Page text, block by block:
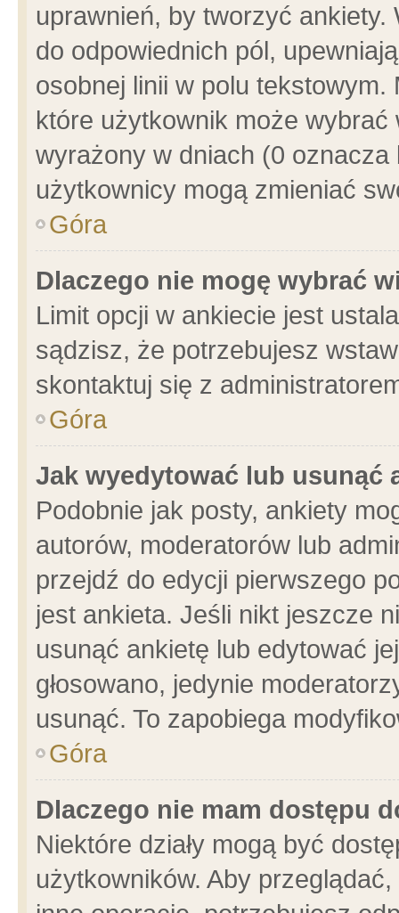
uprawnień, by tworzyć ankiety.
do odpowiednich pól,
osobnej linii w polu
które użytkownik może
wyrażony w dniach (0
użytkownicy mogą zmieniać
Góra
Dlaczego nie mogę wybrać
Limit opcji w ankiecie jest
sądzisz, że potrzebujesz
skontaktuj się z
Góra
Jak wyedytować lub usunąć
Podobnie jak posty, ankiety
autorów, moderatorów lub
przejdź do edycji pierwszego
jest ankieta. Jeśli nikt jeszcze
usunąć ankietę lub edytować
głosowano, jedynie
usunąć. To zapobiega
Góra
Dlaczego nie mam dostępu
Niektóre działy mogą być
użytkowników. Aby